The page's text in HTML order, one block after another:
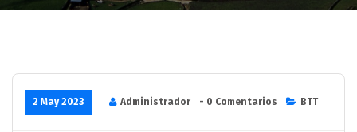
2 May 2023 Administrador - 0 Comentarios BTT